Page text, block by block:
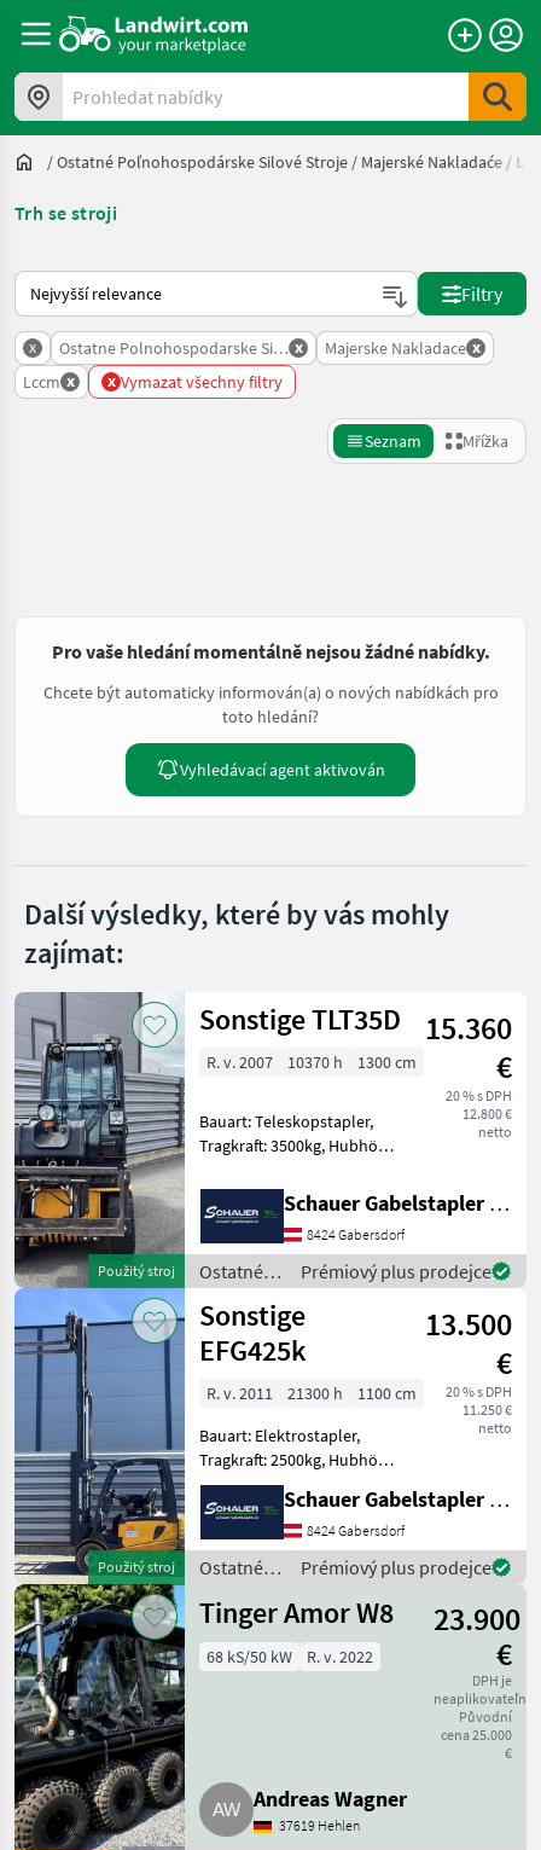
Prohledat nabídky
/Ostatné Poľnohospodárske Silové Stroje / Majerské Nakladaće /
Trh se stroji
Takto se řadí nabídky na Landwirt.com
Filtry
x Ostatne Polnohospodarske Silove Stroje
x Majerske Nakladace x
Lccm x x Vymazat všechny filtry
Seznam Mřížka
Pro vaše hledání momentálně nejsou žádné nabídky.
Chcete být automaticky informován(a) o nových nabídkách pro
toto hledání?
Vyhledávací agent aktivován
Další výsledky, které by vás mohly
zajímat:
Použitý stroj
Sonstige TLT35D
15.360
€
20 % s DPH
12.800 €
netto
R. v. 2007 10370 h 1300 cm
Bauart: Teleskopstapler,
Tragkraft: 3500kg, Hubhöhe:
10V , Bereifung vorne:
Vollgummi Einfach 60 - 80%
, Bereifung hinten:
Vollgummi Einfac
Schauer Gabelstapler GmbH
8424 Gabersdorf
Ostatné
poľnohospodárske
silové
stroje /
Sonstige
Prémiový plus prodejce
Použitý stroj
Sonstige
EFG425k
13.500
€
20 % s DPH
11.250 €
netto
R. v. 2011 21300 h
1100 cm
Bauart: Elektrostapler,
Tragkraft: 2500kg, Hubhöhe:
4450mm, Bauhöhe:
2060mm, Freihub: 1530mm,
Gabellänge: 1200mm,
Batterie: Hawker PzS Bj.
2017 80V 650Ah , Bereifung
Schauer Gabelstapler GmbH
8424 Gabersdorf
Ostatné
silové
stroje /
Sonstige
Prémiový plus prodejce
Tinger Amor W8
23.900
€
DPH je
neaplikovateľné
Původní
cena 25.000
€
68 kS/50 kW R. v. 2022
Andreas Wagner
37619 Hehlen